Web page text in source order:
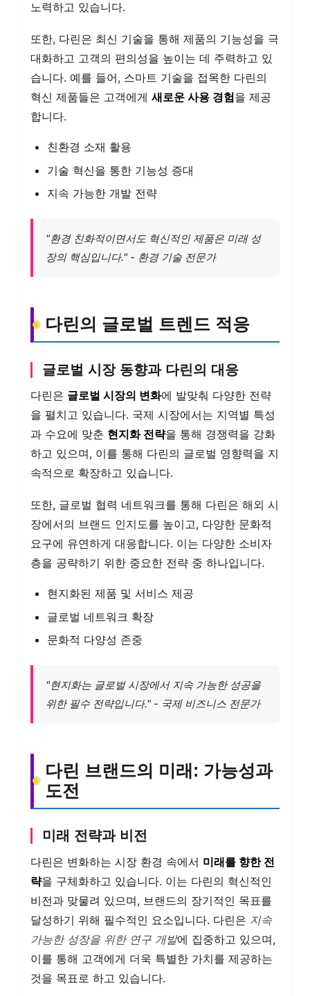
노력하고 있습니다.
또한, 다린은 최신 기술을 통해 제품의 기능성을 극
대화하고 고객의 편의성을 높이는 데 주력하고 있
습니다. 예를 들어, 스마트 기술을 접목한 다린의
혁신 제품들은 고객에게 새로운 사용 경험을 제공
합니다.
친환경 소재 활용
기술 혁신을 통한 기능성 증대
지속 가능한 개발 전략
"환경 친화적이면서도 혁신적인 제품은 미래 성
장의 핵심입니다." - 환경 기술 전문가
다린의 글로벌 트렌드 적응
글로벌 시장 동향과 다린의 대응
다린은 글로벌 시장의 변화에 발맞춰 다양한 전략
을 펼치고 있습니다. 국제 시장에서는 지역별 특성
과 수요에 맞춘 현지화 전략을 통해 경쟁력을 강화
하고 있으며, 이를 통해 다린의 글로벌 영향력을 지
속적으로 확장하고 있습니다.
또한, 글로벌 협력 네트워크를 통해 다린은 해외 시
장에서의 브랜드 인지도를 높이고, 다양한 문화적
요구에 유연하게 대응합니다. 이는 다양한 소비자
층을 공략하기 위한 중요한 전략 중 하나입니다.
현지화된 제품 및 서비스 제공
글로벌 네트워크 확장
문화적 다양성 존중
"현지화는 글로벌 시장에서 지속 가능한 성공을
위한 필수 전략입니다." - 국제 비즈니스 전문가
다린 브랜드의 미래: 가능성과
도전
미래 전략과 비전
다린은 변화하는 시장 환경 속에서 미래를 향한 전
략을 구체화하고 있습니다. 이는 다린의 혁신적인
비전과 맞물려 있으며, 브랜드의 장기적인 목표를
달성하기 위해 필수적인 요소입니다. 다린은 지속
가능한 성장을 위한 연구 개발에 집중하고 있으며,
이를 통해 고객에게 더욱 특별한 가치를 제공하는
것을 목표로 하고 있습니다.